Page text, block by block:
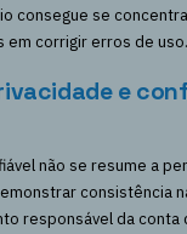
consegue se
em corrigir erros de uso.
e
não se resume a
consistência
responsável da conta